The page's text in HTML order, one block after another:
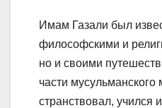
Имам Газали был
философскими и
но и своими
части
странствовал, учился